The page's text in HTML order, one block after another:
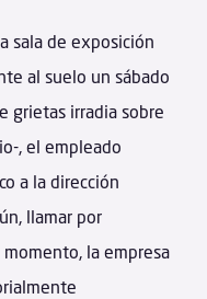
sala de exposición
al suelo un sábado
grietas irradia sobre
, el empleado
a la dirección
llamar por
la empresa